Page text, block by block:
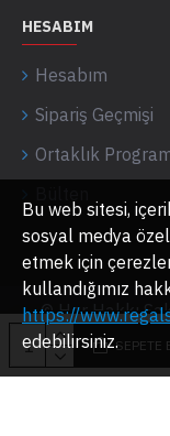
SEPETE
HESABIM
Hesabım
Sipariş Geçmişi
Ortaklık
© Her Hakkı
Bu web sitesi,
sosyal medya
etmek için
kullandığımız
https://
edebilirsiniz.